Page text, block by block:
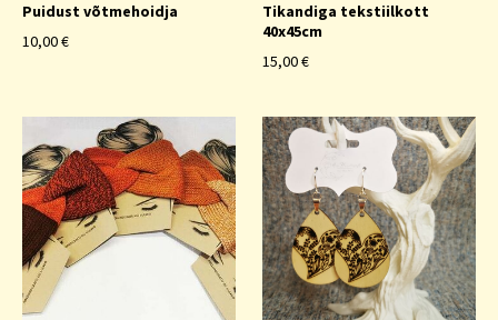
Puidust võtmehoidja
10,00 €
Tikandiga tekstiilkott
40x45cm
15,00 €